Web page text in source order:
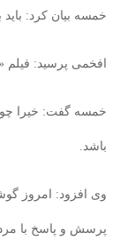
خمسه بیان کرد:
افخمی پرسید: فیلم
خمسه گفت: خیرا
باشد.
وی افزود: امروز